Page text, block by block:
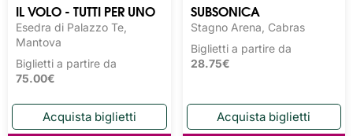
IL VOLO - TUTTI PER UNO
Esedra di Palazzo Te,
Mantova
Biglietti a partire da
75.00€
SUBSONICA
Stagno Arena, Cabras
Biglietti a partire da
28.75€